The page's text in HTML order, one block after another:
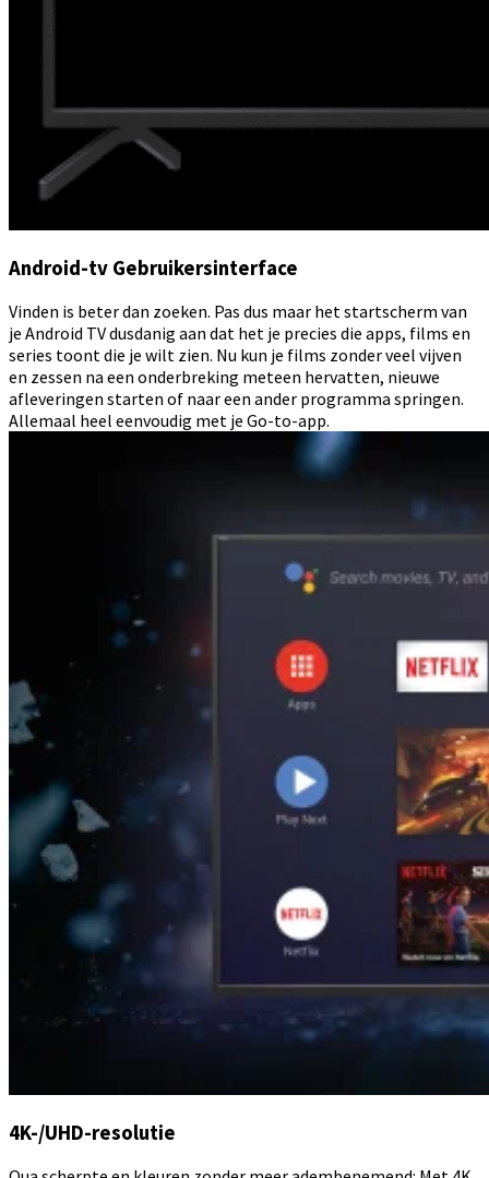
Android-tv Gebruikersinterface
Vinden is beter dan zoeken. Pas dus maar het startscherm van
je Android TV dusdanig aan dat het je precies die apps, films en
series toont die je wilt zien. Nu kun je films zonder veel vijven
en zessen na een onderbreking meteen hervatten, nieuwe
afleveringen starten of naar een ander programma springen.
Allemaal heel eenvoudig met je Go-to-app.
4K-/UHD-resolutie